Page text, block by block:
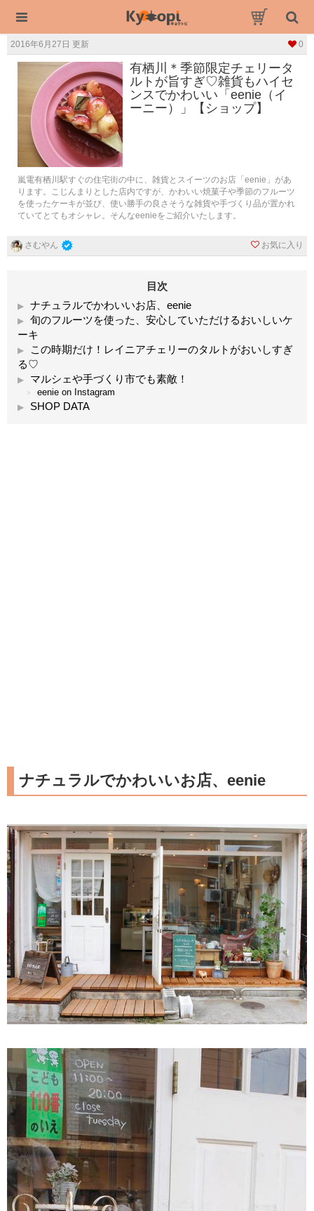
2016年6月27日 更新 0
有栖川＊季節限定チェリータ
ルトが旨すぎ♡雑貨もハイセ
ンスでかわいい「eenie（イ
ーニー）」【ショップ】
嵐電有栖川駅すぐの住宅街の中に、雑貨とスイーツのお店「eenie」があ
ります。こじんまりとした店内ですが、かわいい焼菓子や季節のフルーツ
を使ったケーキが並び、使い勝手の良さそうな雑貨や手づくり品が置かれ
ていてとてもオシャレ。そんなeenieをご紹介いたします。
さむやん お気に入り
目次
ナチュラルでかわいいお店、eenie
旬のフルーツを使った、安心していただけるおいしいケ
ーキ
この時期だけ！レイニアチェリーのタルトがおいしすぎ
る♡
マルシェや手づくり市でも素敵！
eenie on Instagram
SHOP DATA
ナチュラルでかわいいお店、eenie